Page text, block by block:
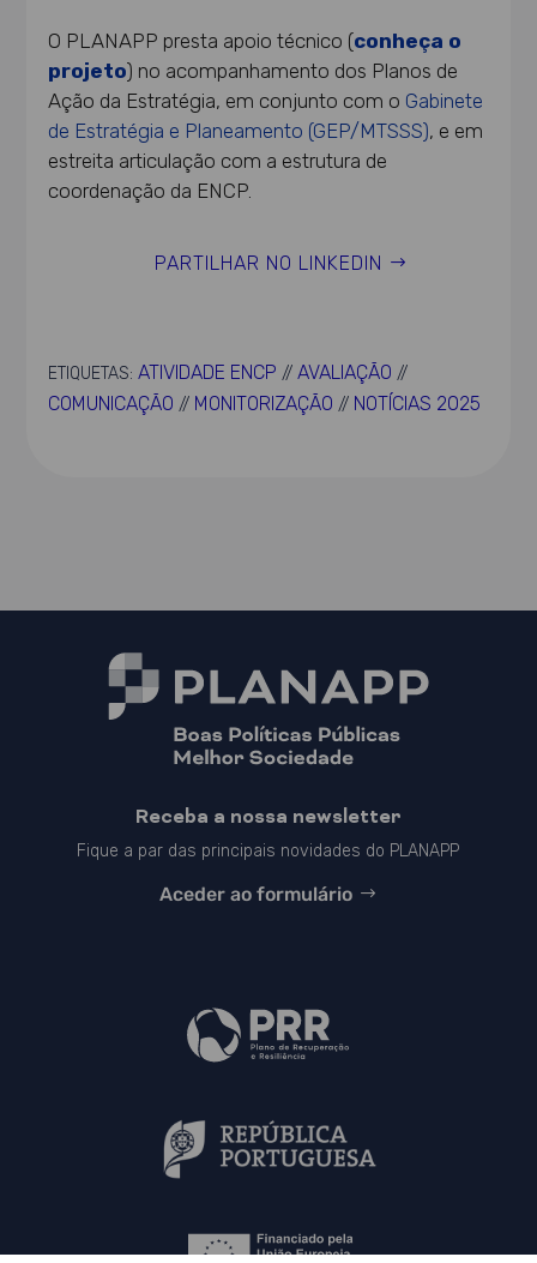
O PLANAPP presta apoio técnico (conheça o
projeto) no acompanhamento dos Planos de
Ação da Estratégia, em conjunto com o Gabinete
de Estratégia e Planeamento (GEP/MTSSS), e em
estreita articulação com a estrutura de
coordenação da ENCP.
PARTILHAR NO LINKEDIN
ETIQUETAS:ATIVIDADE ENCP //AVALIAÇÃO //
COMUNICAÇÃO // MONITORIZAÇÃO // NOTÍCIAS 2025
Receba a nossa newsletter
Fique a par das principais novidades do PLANAPP
Aceder ao formulário